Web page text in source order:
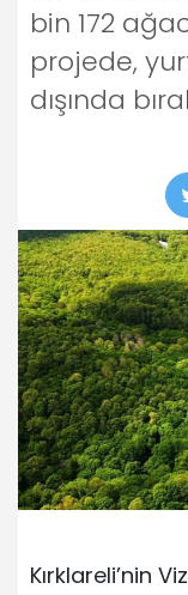
bin 172
projede,
dışında
Kırklareli’nin